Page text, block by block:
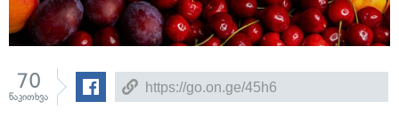
70
წაკითხვა